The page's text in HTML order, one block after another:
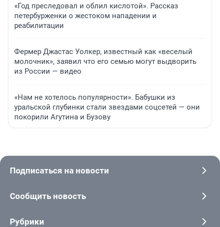
«Год преследовал и облил кислотой». Рассказ
петербурженки о жестоком нападении и
реабилитации
Фермер Джастас Уолкер, известный как «веселый
молочник», заявил что его семью могут выдворить
из России — видео
«Нам не хотелось популярности». Бабушки из
уральской глубинки стали звездами соцсетей — они
покорили Агутина и Бузову
Подписаться на новости
Сообщить новость
Рубрики